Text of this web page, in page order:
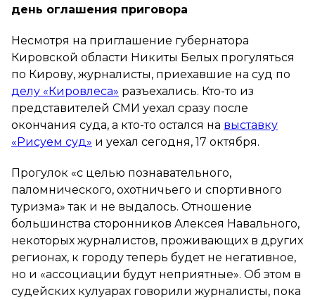
день оглашения приговора
Несмотря на приглашение губернатора
Кировской области Никиты Белых прогуляться
по Кирову, журналисты, приехавшие на суд по
делу «Кировлеса» разъехались. Кто-то из
представителей СМИ уехал сразу после
окончания суда, а кто-то остался на выставку
«Рисуем суд» и уехал сегодня, 17 октября.
Прогулок «с целью познавательного,
паломнического, охотничьего и спортивного
туризма» так и не выдалось. Отношение
большинства сторонников Алексея Навального,
некоторых журналистов, проживающих в других
регионах, к городу теперь будет не негативное,
но и «ассоциации будут неприятные». Об этом в
судейских кулуарах говорили журналисты, пока